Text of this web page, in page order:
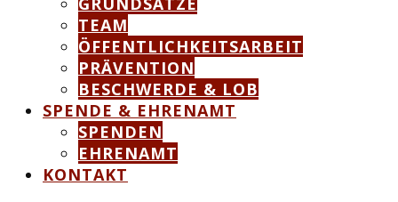
TEAM
ÖFFENTLICHKEITSARBEIT
PRÄVENTION
BESCHWERDE & LOB
SPENDE & EHRENAMT
SPENDEN
EHRENAMT
KONTAKT